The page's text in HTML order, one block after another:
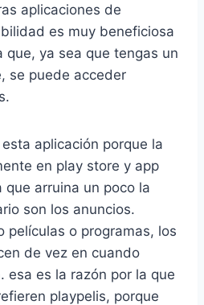
aplicaciones de
es muy beneficiosa
que, ya sea que tengas un
se puede acceder
aplicación porque la
en play store y app
que arruina un poco la
son los anuncios.
películas o programas, los
de vez en cuando
esa es la razón por la que
playpelis, porque